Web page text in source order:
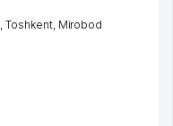
,Toshkent, Mirobod